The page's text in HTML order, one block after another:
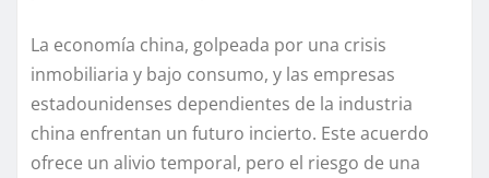
La economía china, golpeada por una crisis
inmobiliaria y bajo consumo, y las empresas
estadounidenses dependientes de la industria
china enfrentan un futuro incierto. Este acuerdo
ofrece un alivio temporal, pero el riesgo de una